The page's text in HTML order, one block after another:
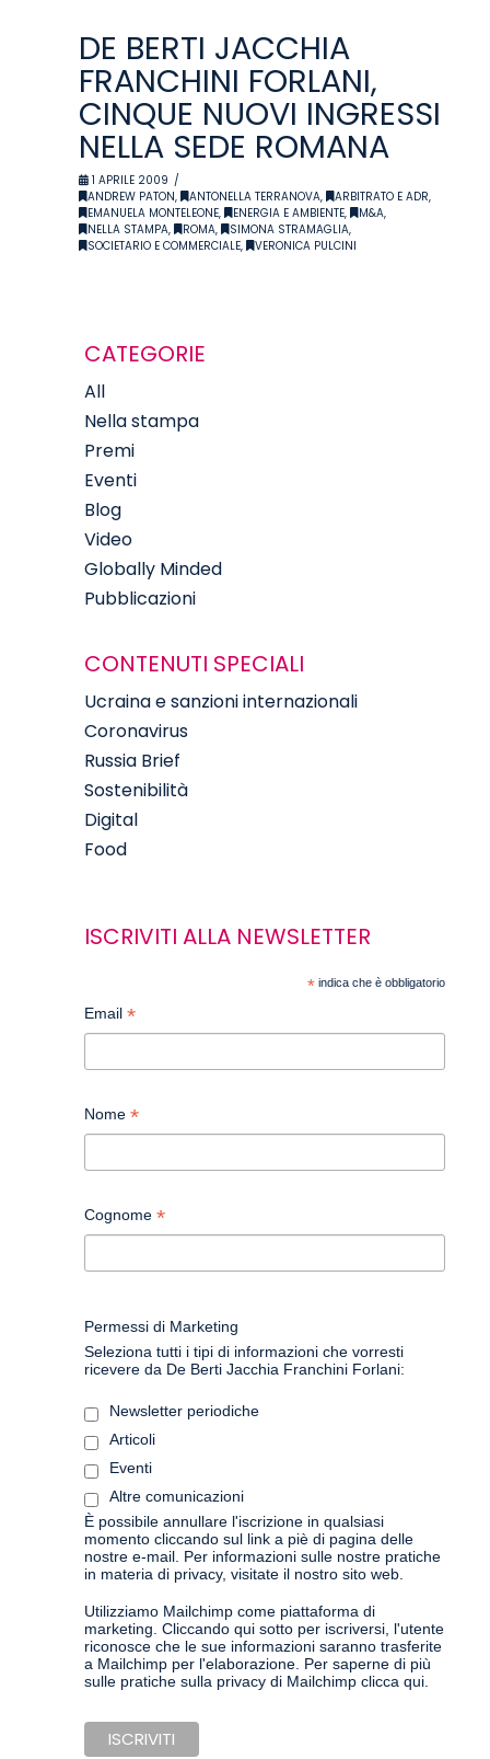
DE BERTI JACCHIA
FRANCHINI FORLANI,
CINQUE NUOVI INGRESSI
NELLA SEDE ROMANA
1 APRILE 2009
ANDREW PATON, ANTONELLA TERRANOVA, ARBITRATO E ADR,
EMANUELA MONTELEONE, ENERGIA E AMBIENTE, M&A,
NELLA STAMPA, ROMA, SIMONA STRAMAGLIA,
SOCIETARIO E COMMERCIALE, VERONICA PULCINI
CATEGORIE
All
Nella stampa
Premi
Eventi
Blog
Video
Globally Minded
Pubblicazioni
CONTENUTI SPECIALI
Ucraina e sanzioni internazionali
Coronavirus
Russia Brief
Sostenibilità
Digital
Food
ISCRIVITI ALLA NEWSLETTER
* indica che è obbligatorio
Email *
Nome *
Cognome *
Permessi di Marketing
Seleziona tutti i tipi di informazioni che vorresti
ricevere da De Berti Jacchia Franchini Forlani:
Newsletter periodiche
Articoli
Eventi
Altre comunicazioni
È possibile annullare l'iscrizione in qualsiasi
momento cliccando sul link a piè di pagina delle
nostre e-mail. Per informazioni sulle nostre pratiche
in materia di privacy, visitate il nostro sito web.
Utilizziamo Mailchimp come piattaforma di
marketing. Cliccando qui sotto per iscriversi, l'utente
riconosce che le sue informazioni saranno trasferite
a Mailchimp per l'elaborazione. Per saperne di più
sulle pratiche sulla privacy di Mailchimp clicca qui.